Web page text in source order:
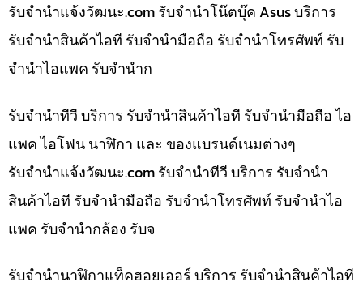
รับจํานําแจ้งวัฒนะ.com รับจำนำโน๊ตบุ๊ค Asus บริการ
รับจำนำสินค้าไอที รับจำนำมือถือ รับจำนำโทรศัพท์ รับ
จำนำไอแพค รับจำนำก
รับจำนำทีวี บริการ รับจำนำสินค้าไอที รับจำนำมือถือ ไอ
แพค ไอโฟน นาฬิกา และ ของแบรนด์เนมต่างๆ
รับจํานําแจ้งวัฒนะ.com รับจำนำทีวี บริการ รับจำนำ
สินค้าไอที รับจำนำมือถือ รับจำนำโทรศัพท์ รับจำนำไอ
แพค รับจำนำกล้อง รับจ
รับจำนำนาฬิกาแท็คฮอยเออร์ บริการ รับจำนำสินค้าไอที